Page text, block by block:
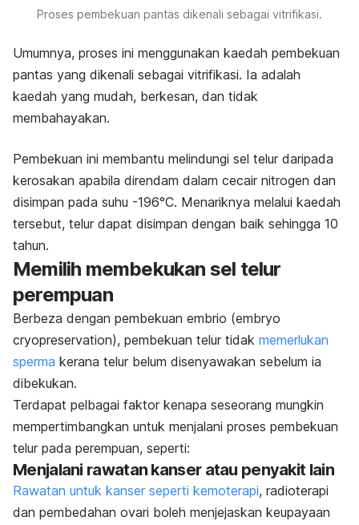
Proses pembekuan pantas dikenali sebagai vitrifikasi.
Umumnya, proses ini menggunakan kaedah pembekuan
pantas yang dikenali sebagai vitrifikasi. Ia adalah
kaedah yang mudah, berkesan, dan tidak
membahayakan.
Pembekuan ini membantu melindungi sel telur daripada
kerosakan apabila direndam dalam cecair nitrogen dan
disimpan pada suhu -196°C. Menariknya melalui kaedah
tersebut, telur dapat disimpan dengan baik sehingga 10
tahun.
Memilih membekukan sel telur
perempuan
Berbeza dengan pembekuan embrio (embryo
cryopreservation), pembekuan telur tidak memerlukan
sperma kerana telur belum disenyawakan sebelum ia
dibekukan.
Terdapat pelbagai faktor kenapa seseorang mungkin
mempertimbangkan untuk menjalani proses pembekuan
telur pada perempuan, seperti:
Menjalani rawatan kanser atau penyakit lain
Rawatan untuk kanser seperti kemoterapi, radioterapi
dan pembedahan ovari boleh menjejaskan keupayaan